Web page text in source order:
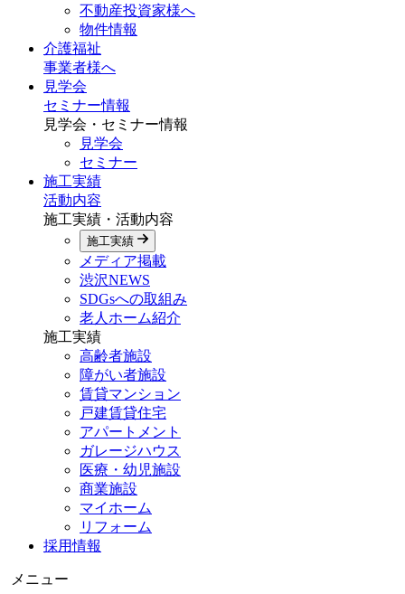
不動産投資家様へ
物件情報
介護福祉
事業者様へ
見学会
セミナー情報
見学会・セミナー情報
見学会
セミナー
施工実績
活動内容
施工実績・活動内容
施工実績
メディア掲載
渋沢NEWS
SDGsへの取組み
老人ホーム紹介
施工実績
高齢者施設
障がい者施設
賃貸マンション
戸建賃貸住宅
アパートメント
ガレージハウス
医療・幼児施設
商業施設
マイホーム
リフォーム
採用情報
メニュー